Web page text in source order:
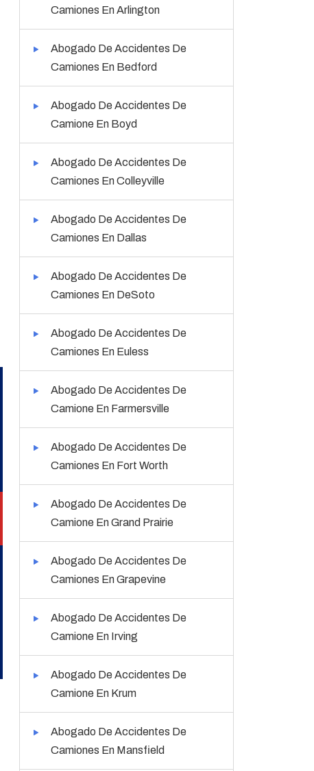
Camiones En Arlington
Abogado De Accidentes De
Camiones En Bedford
Abogado De Accidentes De
Camione En Boyd
Abogado De Accidentes De
Camiones En Colleyville
Abogado De Accidentes De
Camiones En Dallas
Abogado De Accidentes De
Camiones En DeSoto
Abogado De Accidentes De
Camiones En Euless
Abogado De Accidentes De
Camione En Farmersville
Abogado De Accidentes De
Camiones En Fort Worth
Abogado De Accidentes De
Camione En Grand Prairie
Abogado De Accidentes De
Camiones En Grapevine
Abogado De Accidentes De
Camione En Irving
Abogado De Accidentes De
Camione En Krum
Abogado De Accidentes De
Camiones En Mansfield